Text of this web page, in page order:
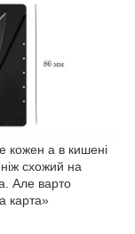
кожен а в кишені
схожий на
Але варто
карта»